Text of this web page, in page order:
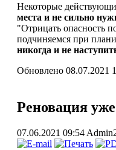
Некоторые
места и не сильно
"Отрицать опасность
подчиняемся при
никогда и не
Обновлено 08.07.2021
Реновация
07.06.2021 09:54